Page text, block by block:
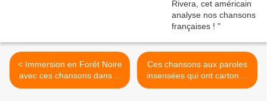
< Immersion en Forêt Noire
avec ces chansons dans la
langue de Goethe qui ont
Ces chansons aux paroles
insensées qui ont cartonné
! >